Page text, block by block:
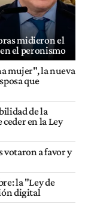
midieron el
el peronismo
mujer", la nueva
que
de la
en la Ley
votaron a favor y
la "Ley de
digital